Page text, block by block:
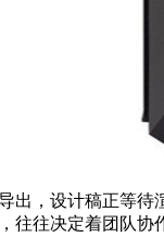
出，设计稿正等
，往往决定着团队